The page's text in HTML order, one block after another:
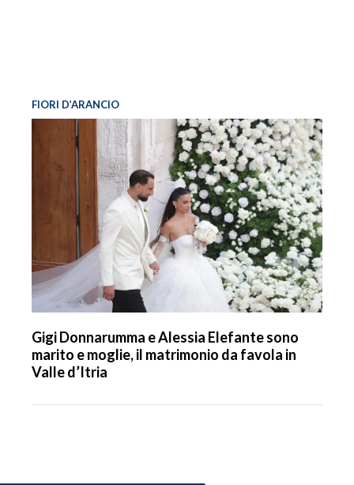
FIORI D’ARANCIO
Gigi Donnarumma e Alessia Elefante sono
marito e moglie, il matrimonio da favola in
Valle d’Itria